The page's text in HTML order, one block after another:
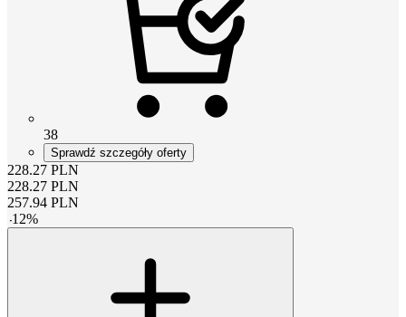
38
Sprawdź szczegóły oferty
228.27 PLN
228.27 PLN
257.94 PLN
-12%